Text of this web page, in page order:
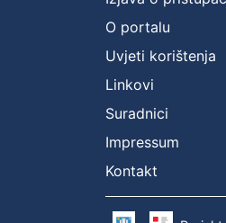
O portalu
Uvjeti korištenja
Linkovi
Suradnici
Impressum
Kontakt